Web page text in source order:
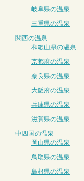
岐阜県の温泉
三重県の温泉
関西の温泉
和歌山県の温泉
京都府の温泉
奈良県の温泉
大阪府の温泉
兵庫県の温泉
滋賀県の温泉
中四国の温泉
岡山県の温泉
鳥取県の温泉
島根県の温泉